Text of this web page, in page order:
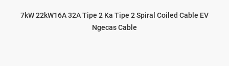
7kW 22kW16A 32A Tipe 2 Ka Tipe 2 Spiral Coiled Cable EV
Ngecas Cable